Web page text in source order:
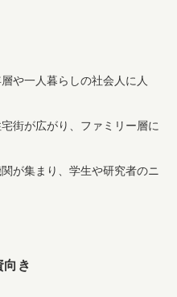
や一人暮らしの社会人に人
宅街が広がり、ファミリー層に
関が集まり、学生や研究者のニ
向き